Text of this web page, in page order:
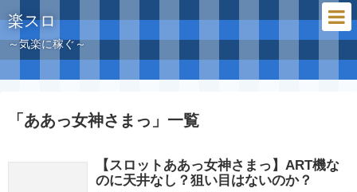
楽スロ
～気楽に稼ぐ～
「 ああっ女神さまっ 」 一覧
【スロットああっ女神さまっ】ART機な
のに天井なし？狙い目はないのか？